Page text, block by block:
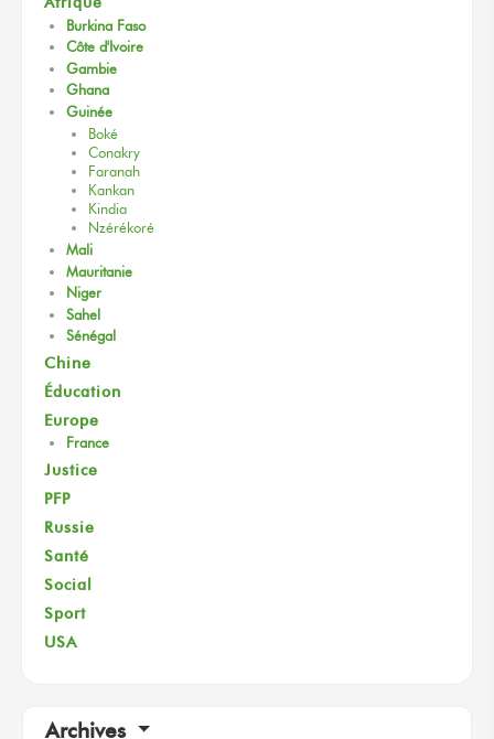
Burkina Faso
Côte d'Ivoire
Gambie
Ghana
Guinée
Boké
Conakry
Faranah
Kankan
Kindia
Nzérékoré
Mali
Mauritanie
Niger
Sahel
Sénégal
Chine
Éducation
Europe
France
Justice
PFP
Russie
Santé
Social
Sport
USA
Archives